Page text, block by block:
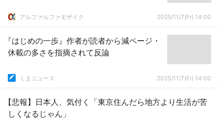
アルファルファモザイク 2025/11/7(Fr) 14:00
『はじめの一歩』作者が読者から減ページ・
休載の多さを指摘されて反論
くまニュース 2025/11/7(Fr) 14:00
【悲報】日本人、気付く「東京住んだら地方より生活が苦
しくなるじゃん」